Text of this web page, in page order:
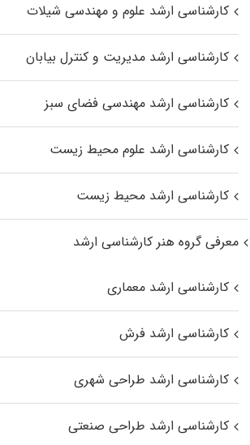
کارشناسی ارشد علوم و مهندسی شیلات
کارشناسی ارشد مدیریت و کنترل بیابان
کارشناسی ارشد مهندسی فضای سبز
کارشناسی ارشد علوم محیط‌ زیست
کارشناسی ارشد محیط زیست
معرفی گروه هنر کارشناسی ارشد
کارشناسی ارشد معماری
کارشناسی ارشد فرش
کارشناسی ارشد طراحی شهری
کارشناسی ارشد طراحی صنعتی